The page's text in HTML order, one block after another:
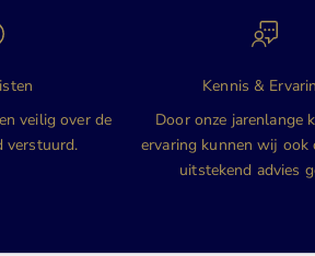
veilig over de
verstuurd.
Kennis &
Door onze jarenlange
ervaring kunnen wij ook
uitstekend advies